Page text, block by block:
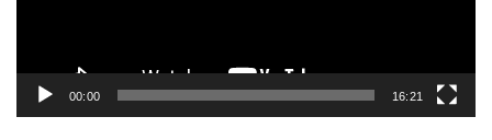
00:00 16:21